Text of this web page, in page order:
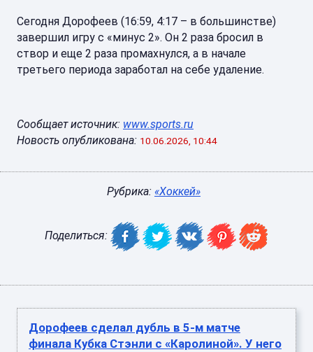
Сегодня Дорофеев (16:59, 4:17 – в большинстве)
завершил игру с «минус 2». Он 2 раза бросил в
створ и еще 2 раза промахнулся, а в начале
третьего периода заработал на себе удаление.
Сообщает источник: www.sports.ru
Новость опубликована: 10.06.2026, 10:44
Рубрика: «Хоккей»
Поделиться:
Дорофеев сделал дубль в 5-м матче
финала Кубка Стэнли с «Каролиной». У него